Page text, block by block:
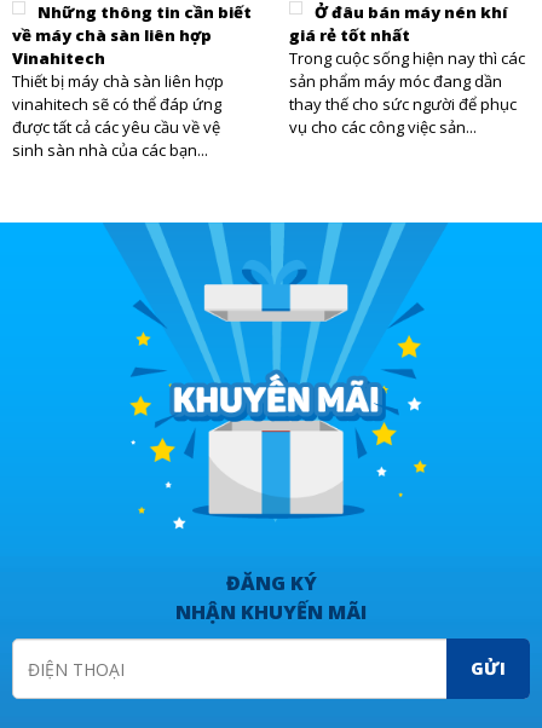
Những thông tin cần biết
về máy chà sàn liên hợp
Vinahitech
Thiết bị máy chà sàn liên hợp
vinahitech sẽ có thể đáp ứng
được tất cả các yêu cầu về vệ
sinh sàn nhà của các bạn...
Ở đâu bán máy nén khí
giá rẻ tốt nhất
Trong cuộc sống hiện nay thì các
sản phẩm máy móc đang dần
thay thế cho sức người để phục
vụ cho các công việc sản...
ĐĂNG KÝ
NHẬN KHUYẾN MÃI
GỬI